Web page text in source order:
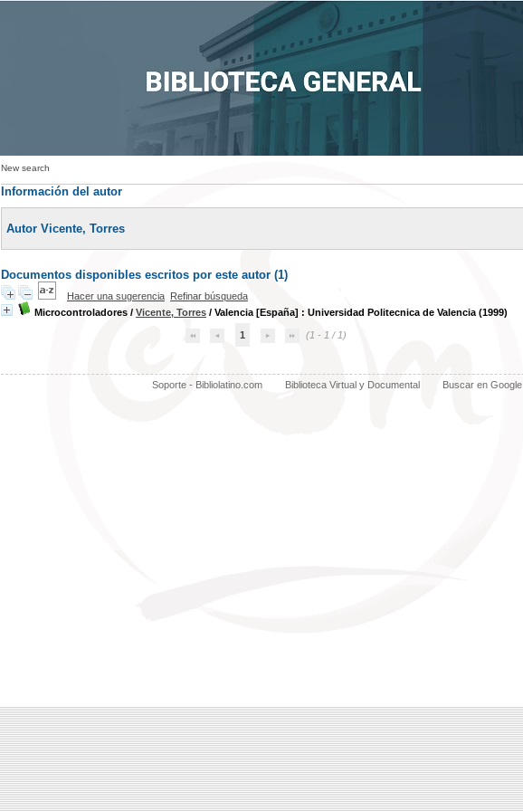
New search
Información del autor
Autor Vicente, Torres
Documentos disponibles escritos por este autor (1)
Hacer una sugerencia Refinar búsqueda
Microcontroladores / Vicente, Torres / Valencia [España] : Universidad Politecnica de Valencia (1999)
1 (1 - 1 / 1)
Soporte - Bibliolatino.com Biblioteca Virtual y Documental Buscar en Google